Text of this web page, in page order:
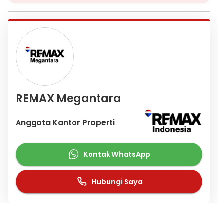
REMAX Megantara
Anggota Kantor Properti
Kontak WhatsApp
Hubungi Saya